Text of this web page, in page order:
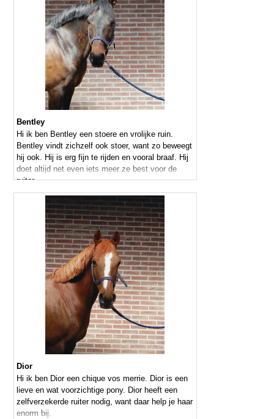
Bentley
Hi ik ben Bentley een stoere en vrolijke ruin.
Bentley vindt zichzelf ook stoer, want zo beweegt
hij ook. Hij is erg fijn te rijden en vooral braaf. Hij
doet altijd net even iets meer ze best voor de
ruiter.
Dior
Hi ik ben Dior een chique vos merrie. Dior is een
lieve en wat voorzichtige pony. Dior heeft een
zelfverzekerde ruiter nodig, want daar help je haar
enorm bij.